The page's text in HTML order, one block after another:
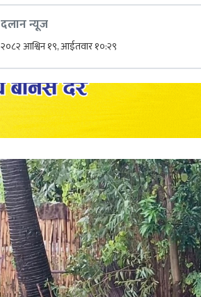
दलान न्यूज
२०८२ आश्विन १९, आईतवार १०:२९